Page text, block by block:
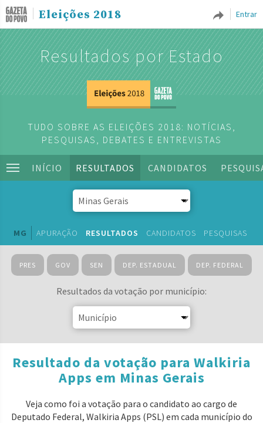
Entrar
Eleições 2018
Resultados por Estado
TUDO SOBRE AS ELEIÇÕES 2018: NOTÍCIAS,
PESQUISAS, DEBATES E ENTREVISTAS
INÍCIO RESULTADOS CANDIDATOS
MG APURAÇÃO RESULTADOS CANDIDATOS PESQUISAS
PRES GOV SEN DEP. ESTADUAL DEP. FEDERAL
Resultados da votação por município:
Resultado da votação para Walkiria
Apps em Minas Gerais
Veja como foi a votação para o candidato ao cargo de
Deputado Federal, Walkiria Apps (PSL) em cada município do